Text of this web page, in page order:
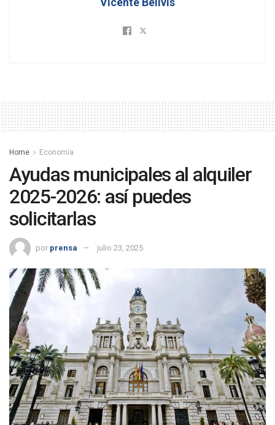
Home Economía
Ayudas municipales al alquiler
2025-2026: así puedes
solicitarlas
por prensa julio 23, 2025